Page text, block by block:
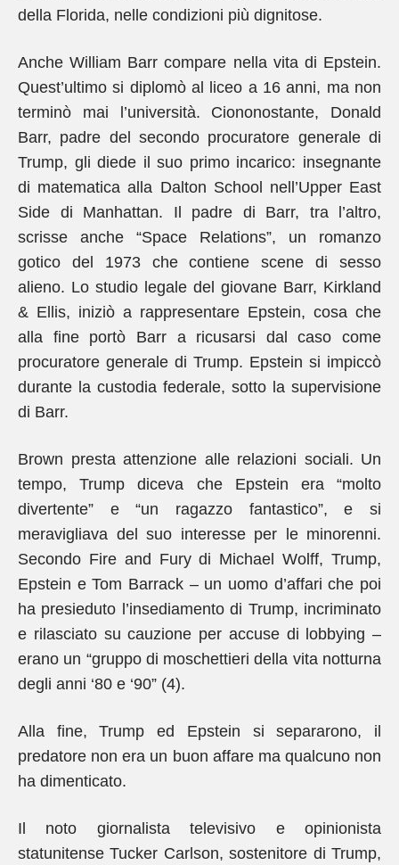
della Florida, nelle condizioni più dignitose.
Anche William Barr compare nella vita di Epstein.
Quest’ultimo si diplomò al liceo a 16 anni, ma non
terminò mai l’università. Ciononostante, Donald
Barr, padre del secondo procuratore generale di
Trump, gli diede il suo primo incarico: insegnante
di matematica alla Dalton School nell’Upper East
Side di Manhattan. Il padre di Barr, tra l’altro,
scrisse anche “Space Relations”, un romanzo
gotico del 1973 che contiene scene di sesso
alieno. Lo studio legale del giovane Barr, Kirkland
& Ellis, iniziò a rappresentare Epstein, cosa che
alla fine portò Barr a ricusarsi dal caso come
procuratore generale di Trump. Epstein si impiccò
durante la custodia federale, sotto la supervisione
di Barr.
Brown presta attenzione alle relazioni sociali. Un
tempo, Trump diceva che Epstein era “molto
divertente” e “un ragazzo fantastico”, e si
meravigliava del suo interesse per le minorenni.
Secondo Fire and Fury di Michael Wolff, Trump,
Epstein e Tom Barrack – un uomo d’affari che poi
ha presieduto l’insediamento di Trump, incriminato
e rilasciato su cauzione per accuse di lobbying –
erano un “gruppo di moschettieri della vita notturna
degli anni ‘80 e ‘90” (4).
Alla fine, Trump ed Epstein si separarono, il
predatore non era un buon affare ma qualcuno non
ha dimenticato.
Il noto giornalista televisivo e opinionista
statunitense Tucker Carlson, sostenitore di Trump,